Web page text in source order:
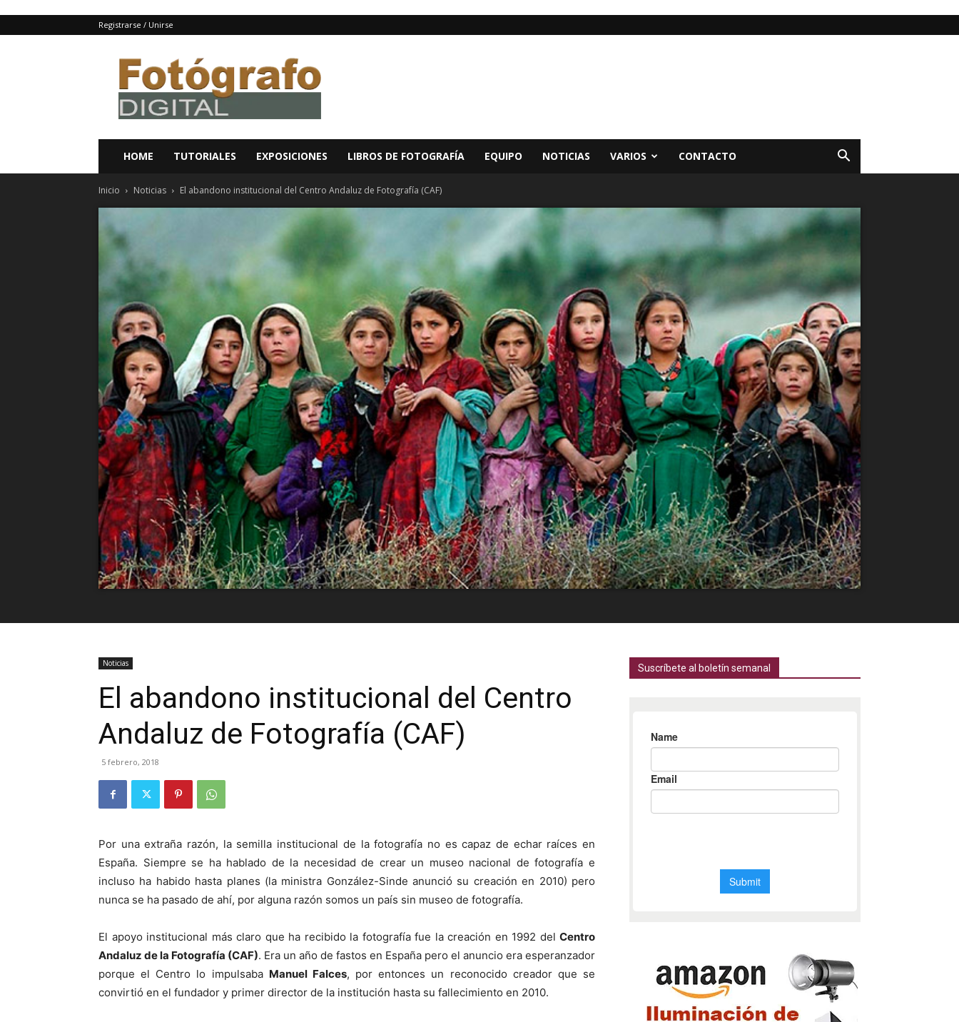
Registrarse / Unirse
Fotografo
digital
y
tutoriales
Photoshop
HOME TUTORIALES EXPOSICIONES LIBROS DE FOTOGRAFÍA EQUIPO NOTICIAS VARIOS CONTACTO
Inicio Noticias El abandono institucional del Centro Andaluz de Fotografía (CAF)
Noticias
El abandono institucional del Centro
Andaluz de Fotografía (CAF)
5 febrero, 2018
Por una extraña razón, la semilla institucional de la fotografía no es capaz de echar raíces en
España. Siempre se ha hablado de la necesidad de crear un museo nacional de fotografía e
incluso ha habido hasta planes (la ministra González-Sinde anunció su creación en 2010) pero
nunca se ha pasado de ahí, por alguna razón somos un país sin museo de fotografía.
El apoyo institucional más claro que ha recibido la fotografía fue la creación en 1992 del Centro
Andaluz de la Fotografía (CAF). Era un año de fastos en España pero el anuncio era esperanzador
porque el Centro lo impulsaba Manuel Falces, por entonces un reconocido creador que se
convirtió en el fundador y primer director de la institución hasta su fallecimiento en 2010.
Suscríbete al boletín semanal